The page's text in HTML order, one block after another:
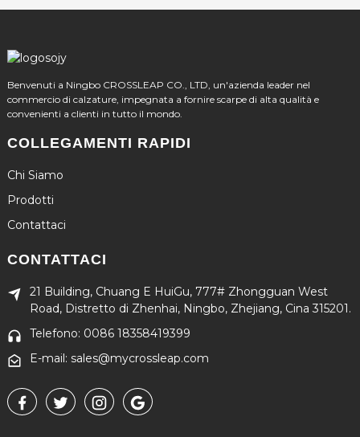
Benvenuti a Ningbo CROSSLEAP CO., LTD, un'azienda leader nel
commercio di calzature, impegnata a fornire scarpe di alta qualità e
convenienti a clienti in tutto il mondo.
COLLEGAMENTI RAPIDI
Chi Siamo
Prodotti
Contattaci
CONTATTACI
21 Building, Chuang E HuiGu, 777# Zhongguan West
Road, Distretto di Zhenhai, Ningbo, Zhejiang, Cina 315201.
Telefono: 0086 18358419399
E-mail: sales@mycrossleap.com